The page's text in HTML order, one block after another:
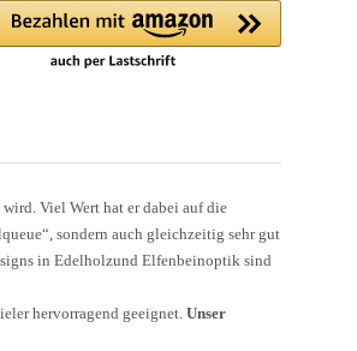
Viel Wert hat er dabei auf die
sondern auch gleichzeitig sehr gut
in Edelholzund Elfenbeinoptik sind
hervorragend geeignet. Unser